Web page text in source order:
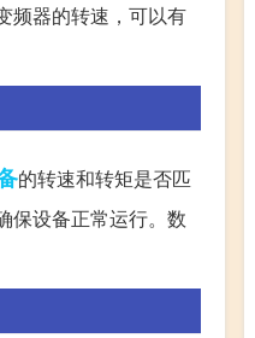
频器的转速，可以有
的转速和转矩是否匹
保设备正常运行。数